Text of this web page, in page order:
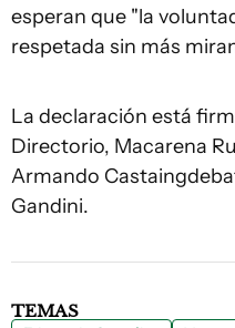
esperan que "la
respetada sin más
La declaración está
Directorio, Macarena
Armando
Gandini.
TEMAS